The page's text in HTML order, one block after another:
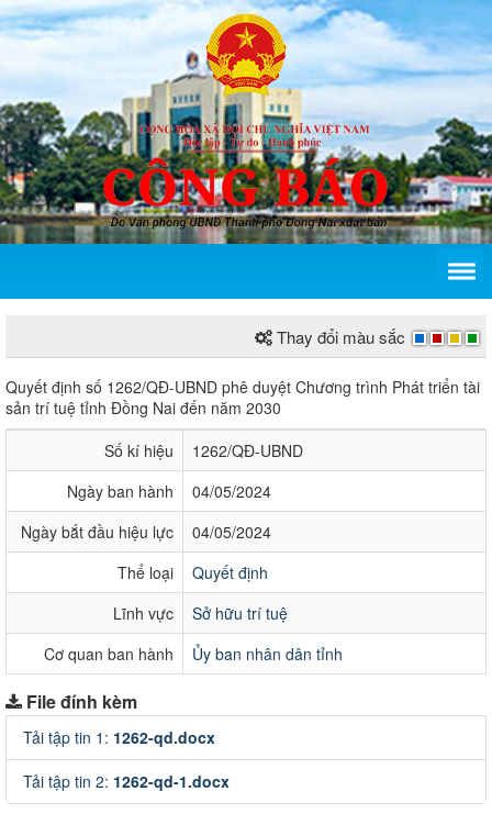
Thay đổi màu sắc
Quyết định số 1262/QĐ-UBND của Ủy ban nhân
Quyết định số 1262/QĐ-UBND phê duyệt Chương trình Phát triển tài
sản trí tuệ tỉnh Đồng Nai đến năm 2030
Số kí hiệu
1262/QĐ-UBND
Ngày ban hành
04/05/2024
Ngày bắt đầu hiệu lực
04/05/2024
Thể loại
Quyết định
Lĩnh vực
Sở hữu trí tuệ
Cơ quan ban hành
Ủy ban nhân dân tỉnh
File đính kèm
Tải tập tin 1: 1262-qd.docx
Tải tập tin 2: 1262-qd-1.docx